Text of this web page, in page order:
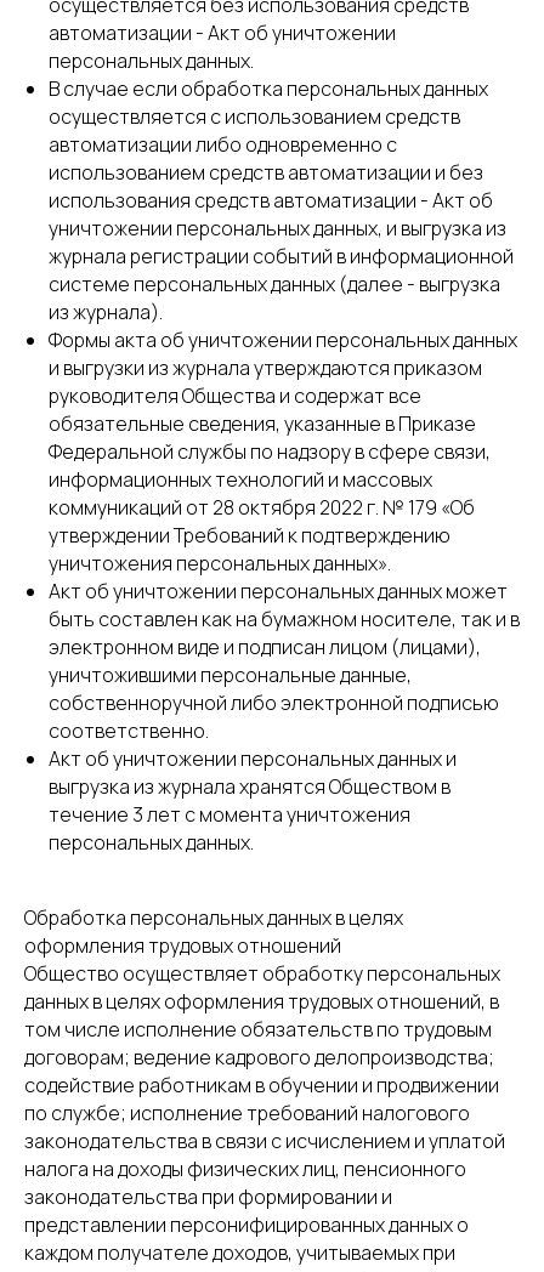
автоматизации - Акт об уничтожении
персональных данных.
В случае если обработка персональных данных
осуществляется с использованием средств
автоматизации либо одновременно с
использованием средств автоматизации и без
использования средств автоматизации - Акт об
уничтожении персональных данных, и выгрузка из
журнала регистрации событий в информационной
системе персональных данных (далее - выгрузка
из журнала).
Формы акта об уничтожении персональных данных
и выгрузки из журнала утверждаются приказом
руководителя Общества и содержат все
обязательные сведения, указанные в Приказе
Федеральной службы по надзору в сфере связи,
информационных технологий и массовых
коммуникаций от 28 октября 2022 г. № 179 «Об
утверждении Требований к подтверждению
уничтожения персональных данных».
Акт об уничтожении персональных данных может
быть составлен как на бумажном носителе, так и в
электронном виде и подписан лицом (лицами),
уничтожившими персональные данные,
собственноручной либо электронной подписью
соответственно.
Акт об уничтожении персональных данных и
выгрузка из журнала хранятся Обществом в
течение 3 лет с момента уничтожения
персональных данных.
Обработка персональных данных в целях
оформления трудовых отношений
Общество осуществляет обработку персональных
данных в целях оформления трудовых отношений, в
том числе исполнение обязательств по трудовым
договорам; ведение кадрового делопроизводства;
содействие работникам в обучении и продвижении
по службе; исполнение требований налогового
законодательства в связи с исчислением и уплатой
налога на доходы физических лиц, пенсионного
законодательства при формировании и
представлении персонифицированных данных о
каждом получателе доходов, учитываемых при